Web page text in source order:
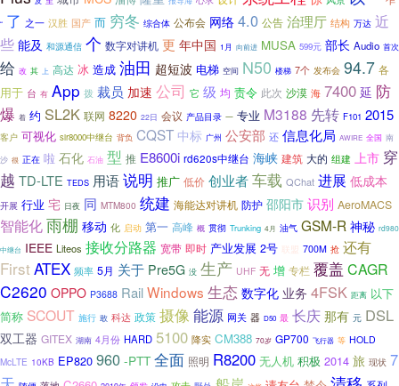
“ 了 之一 汉胜 国产 而 穷冬 综合体 公布会 网络 4.0 公告 治理厅 结构 万达 近
些 能及 和源通信 个 数字对讲机 更 年中国 1月 向前进 MUSA 599元 部长 Audio 首次
给 改 其 上 高达 冰 造成 油田 超短波 电梯 空间 N50 楼梯 7个 发布会 94.7 各
用于 台 有 App 拨 裁员 加速 公司 它 级 均 责令 此次 沙漠 海 7400 延 防
爆 着 约 SL2K 联网 8220 22日 会议 产品目录 一 专业 M3188 先转 F101 2015
客户 可视化 slr8000中继台 背负 CQST 中标 广州 公安部 还 信息化局 AWIRE 全国 南
沙 很 正在 啦 石化 石油 型 推 E8600i rd620s中继台 海峡 建筑 大的 组建 上市 穿
越 TD-LTE TEDS 用语说明 推广 低价 创业者车载 QChat 进展 低成本
开展 行业 宅 日夜 同 MTM800 统建 海能达对讲机 防护 邵阳市 识别 AeroMACS
智能化雨棚 移动 化 启动 第一 高峰 概 贯彻 Trunking 4月 油气 GSM-R 神秘 rd980
中继台 IEEE Liteos 接收分路器 宽带 即时 产业发展 2号 联盟 700M 抢 还有
FirstATEX 频率 5月 关于 Pre5G 没 生产 UHF 无 增 专栏 覆盖 CAGR
C2620 OPPO P3688 RailWindows 生态 数字化 业务 4FSK 距离 以下
简称 SCOUT 施行 敢 科达 政策 摄像 能源 网关 器 D50 最 长庆 那有 元 DSL
双工器 GITEX 湖南 4月份 HARD 5100 降实 CM388 70岁 GP700 飞行器 等 HOLD
McLTE 10KB EP820 960 -PTT 全面 照明 R8200 无人机 积极 2014 旅 现状 7